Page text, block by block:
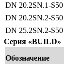
DN 20.2SN.1-S50
DN 20.2SN.2-S50
DN 25.2SN.2-S50
Серия «BUILD»
Обозначение